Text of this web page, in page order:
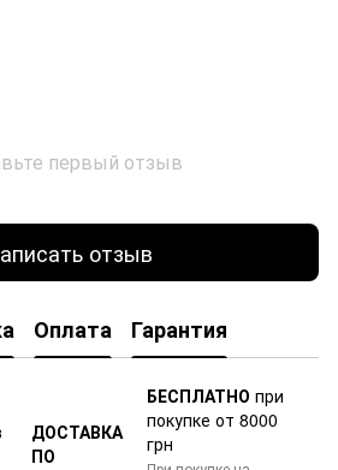
первый отзыв
отзыв
Оплата Гарантия
ДОСТАВКА
ПО
БЕСПЛАТНО при
покупке от 8000
грн